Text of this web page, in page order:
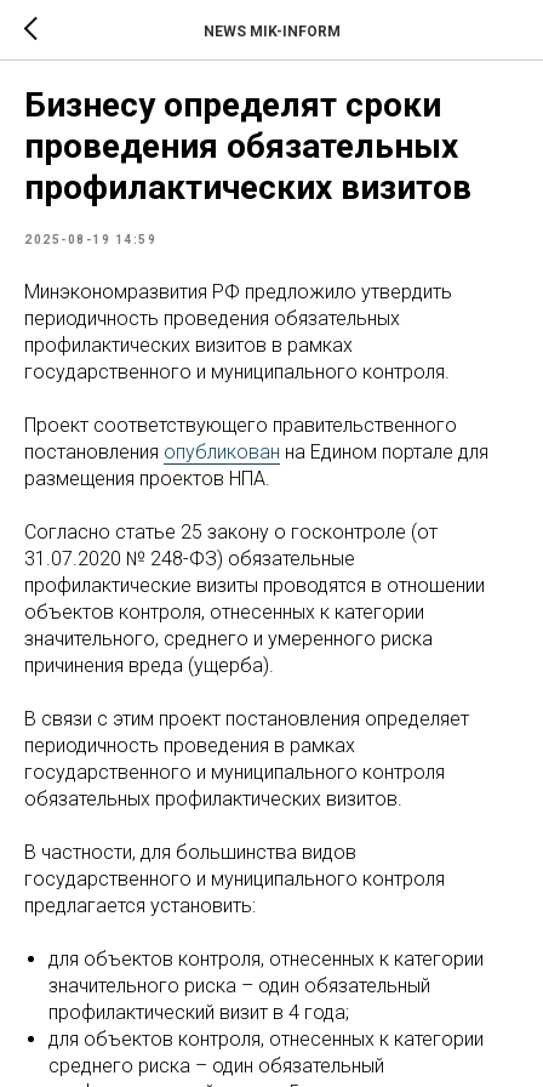
NEWS MIK-INFORM
Бизнесу определят сроки
проведения обязательных
профилактических визитов
2025-08-19 14:59
Минэкономразвития РФ предложило утвердить
периодичность проведения обязательных
профилактических визитов в рамках
государственного и муниципального контроля.
Проект соответствующего правительственного
постановления опубликован на Едином портале для
размещения проектов НПА.
Cогласно статье 25 закону о госконтроле (от
31.07.2020 № 248-ФЗ) обязательные
профилактические визиты проводятся в отношении
объектов контроля, отнесенных к категории
значительного, среднего и умеренного риска
причинения вреда (ущерба).
В связи с этим проект постановления определяет
периодичность проведения в рамках
государственного и муниципального контроля
обязательных профилактических визитов.
В частности, для большинства видов
государственного и муниципального контроля
предлагается установить:
для объектов контроля, отнесенных к категории
значительного риска – один обязательный
профилактический визит в 4 года;
для объектов контроля, отнесенных к категории
среднего риска – один обязательный